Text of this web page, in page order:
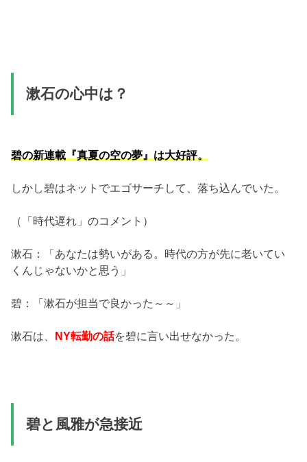
漱石の心中は？
碧の新連載『真夏の空の夢』は大好評。
しかし碧はネットでエゴサーチして、落ち込んでいた。
（「時代遅れ」のコメント）
漱石：「あなたは勢いがある。時代の方が先に老いてい
くんじゃないかと思う」
碧：「漱石が担当で良かった～～」
漱石は、 NY転勤の話を碧に言い出せなかった。
碧と風雅が急接近